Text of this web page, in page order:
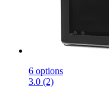
6 options
3.0 (2)